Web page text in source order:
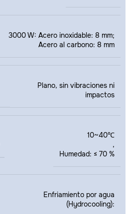
3000 W: Acero inoxidable: 8 mm;
Acero al carbono: 8 mm
Plano, sin vibraciones ni
impactos
10~40℃
,
Humedad: ≤ 70 %
Enfriamiento por agua
(Hydrocooling):